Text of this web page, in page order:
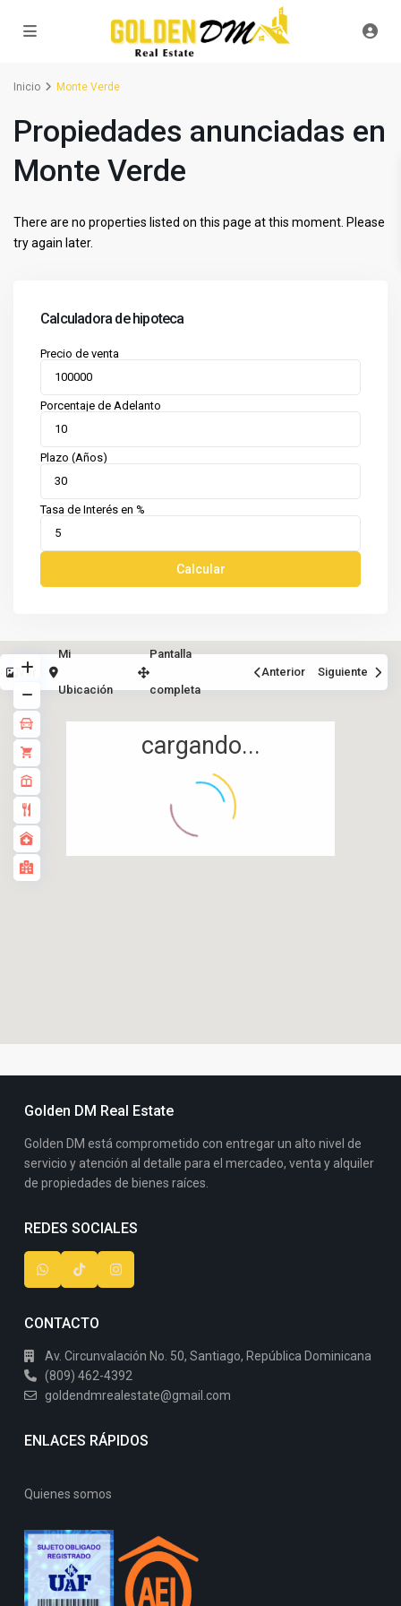
Inicio Monte Verde
Propiedades anunciadas en
Monte Verde
There are no properties listed on this page at this moment. Please
try again later.
Calculadora de hipoteca
Precio de venta
Porcentaje de Adelanto
Plazo (Años)
Tasa de Interés en %
Calcular
cargando...
Ver
Mi
Ubicación
Pantalla
completa
Anterior Siguiente
Golden DM Real Estate
Golden DM está comprometido con entregar un alto nivel de
servicio y atención al detalle para el mercadeo, venta y alquiler
de propiedades de bienes raíces.
REDES SOCIALES
CONTACTO
Av. Circunvalación No. 50, Santiago, República Dominicana
(809) 462-4392
goldendmrealestate@gmail.com
ENLACES RÁPIDOS
Quienes somos